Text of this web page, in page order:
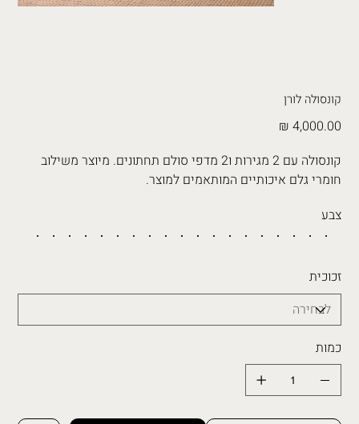
קונסולה לורן
מחיר
קונסולה עם 2 מגירות ו2 מדפי סולם תחתונים. מיוצר משילוב
חומרי גלם איכותיים המותאמים למוצר.
צבע
זכוכית
כמות